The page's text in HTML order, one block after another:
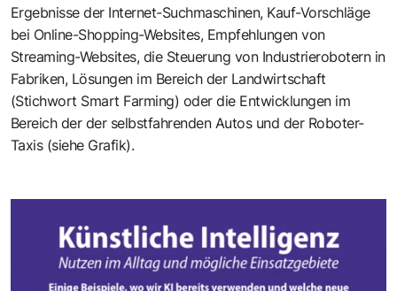
Ergebnisse der Internet-Suchmaschinen, Kauf-Vorschläge
bei Online-Shopping-Websites, Empfehlungen von
Streaming-Websites, die Steuerung von Industrierobotern in
Fabriken, Lösungen im Bereich der Landwirtschaft
(Stichwort Smart Farming) oder die Entwicklungen im
Bereich der der selbstfahrenden Autosund der Roboter-
Taxis(siehe Grafik).